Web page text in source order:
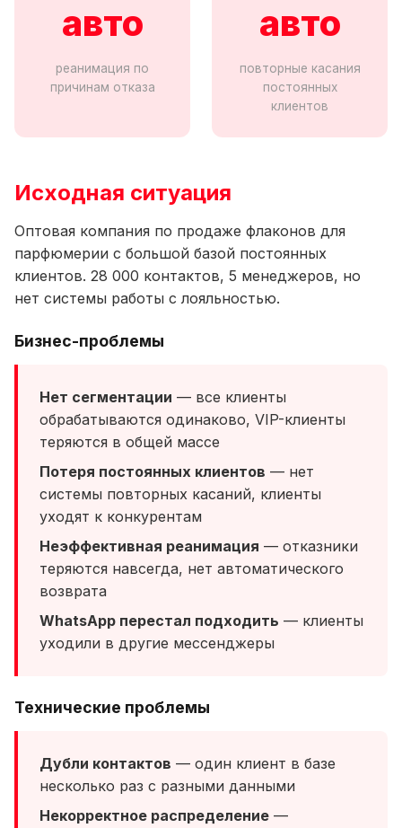
авто
реанимация по
причинам отказа
авто
повторные касания
постоянных
клиентов
Исходная ситуация
Оптовая компания по продаже флаконов для
парфюмерии с большой базой постоянных
клиентов. 28 000 контактов, 5 менеджеров, но
нет системы работы с лояльностью.
Бизнес-проблемы
Нет сегментации — все клиенты
обрабатываются одинаково, VIP-клиенты
теряются в общей массе
Потеря постоянных клиентов — нет
системы повторных касаний, клиенты
уходят к конкурентам
Неэффективная реанимация — отказники
теряются навсегда, нет автоматического
возврата
WhatsApp перестал подходить — клиенты
уходили в другие мессенджеры
Технические проблемы
Дубли контактов — один клиент в базе
несколько раз с разными данными
Некорректное распределение —